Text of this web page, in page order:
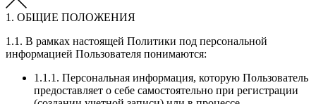
1. ОБЩИЕ ПОЛОЖЕНИЯ
1.1. В рамках настоящей Политики под персональной
информацией Пользователя понимаются:
1.1.1. Персональная информация, которую Пользователь
предоставляет о себе самостоятельно при регистрации